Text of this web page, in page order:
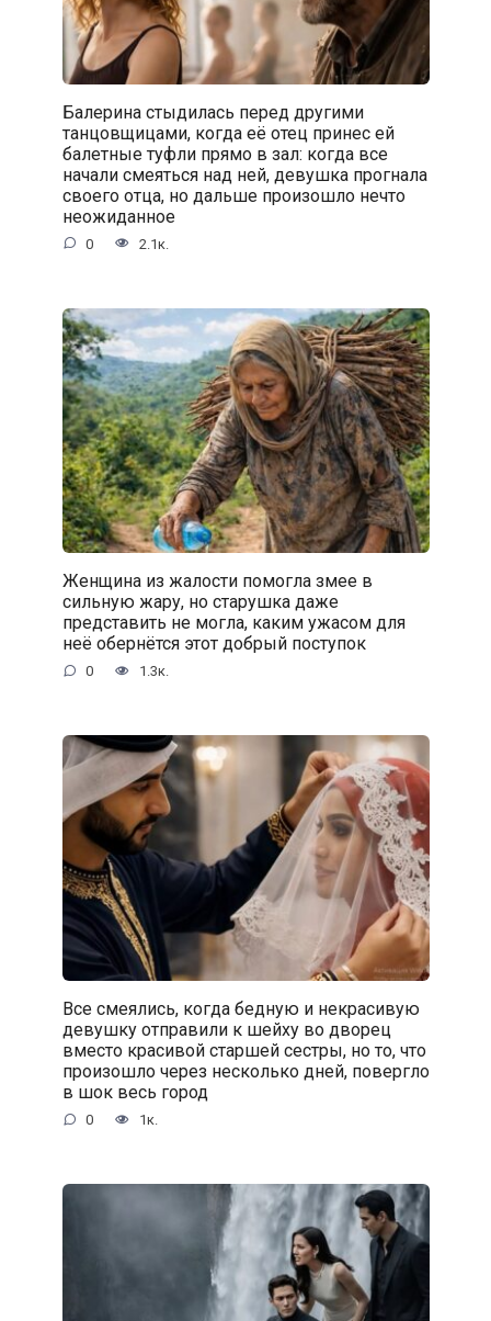
Балерина стыдилась перед другими
танцовщицами, когда её отец принес ей
балетные туфли прямо в зал: когда все
начали смеяться над ней, девушка прогнала
своего отца, но дальше произошло нечто
неожиданное
0 2.1к.
Женщина из жалости помогла змее в
сильную жару, но старушка даже
представить не могла, каким ужасом для
неё обернётся этот добрый поступок
0 1.3к.
Все смеялись, когда бедную и некрасивую
девушку отправили к шейху во дворец
вместо красивой старшей сестры, но то, что
произошло через несколько дней, повергло
в шок весь город
0 1к.